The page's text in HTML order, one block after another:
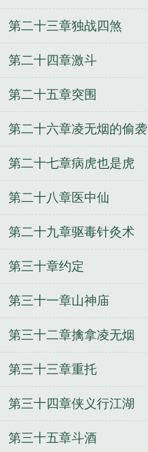
第二十三章独战四煞
第二十四章激斗
第二十五章突围
第二十六章凌无烟的偷袭
第二十七章病虎也是虎
第二十八章医中仙
第二十九章驱毒针灸术
第三十章约定
第三十一章山神庙
第三十二章擒拿凌无烟
第三十三章重托
第三十四章侠义行江湖
第三十五章斗酒